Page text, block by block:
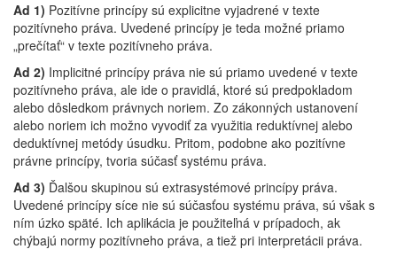
Ad 1) Pozitívne princípy sú explicitne vyjadrené v texte
pozitívneho práva. Uvedené princípy je teda možné priamo
„prečítať“ v texte pozitívneho práva.
Ad 2) Implicitné princípy práva nie sú priamo uvedené v texte
pozitívneho práva, ale ide o pravidlá, ktoré sú predpokladom
alebo dôsledkom právnych noriem. Zo zákonných ustanovení
alebo noriem ich možno vyvodiť za využitia reduktívnej alebo
deduktívnej metódy úsudku. Pritom, podobne ako pozitívne
právne princípy, tvoria súčasť systému práva.
Ad 3) Ďalšou skupinou sú extrasystémové princípy práva.
Uvedené princípy síce nie sú súčasťou systému práva, sú však s
ním úzko späté. Ich aplikácia je použiteľná v prípadoch, ak
chýbajú normy pozitívneho práva, a tiež pri interpretácii práva.